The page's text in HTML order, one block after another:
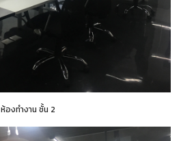
ห้องทำงาน ชั้น 2